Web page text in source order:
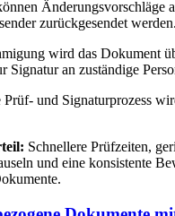
Änderungsvorschläge
zurückgesendet werden.
wird das Dokument
Signatur an zuständige
Prüf- und Signaturprozess
Schnellere Prüfzeiten,
und eine konsistente